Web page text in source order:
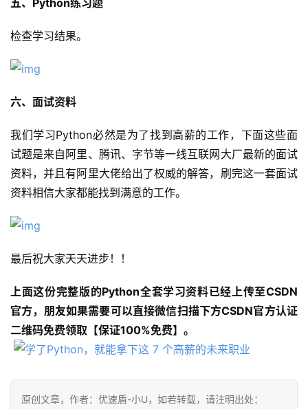
检查学习结果。
六、面试资料
我们学习Python必然是为了找到高薪的工作，下面这些面
试题是来自阿里、腾讯、字节等一线互联网大厂最新的面试
资料，并且有阿里大佬给出了权威的解答，刷完这一套面试
资料相信大家都能找到满意的工作。
最后祝大家天天进步！！
上面这份完整版的Python全套学习资料已经上传至CSDN
官方，朋友如果需要可以直接微信扫描下方CSDN官方认证
二维码免费领取【保证100%免费】。
原创文章，作者：优速盾-小U，如若转载，请注明出处：